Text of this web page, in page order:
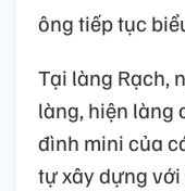
ông tiếp tục
Tại làng Rạch,
làng, hiện làng
đình mini của
tự xây dựng